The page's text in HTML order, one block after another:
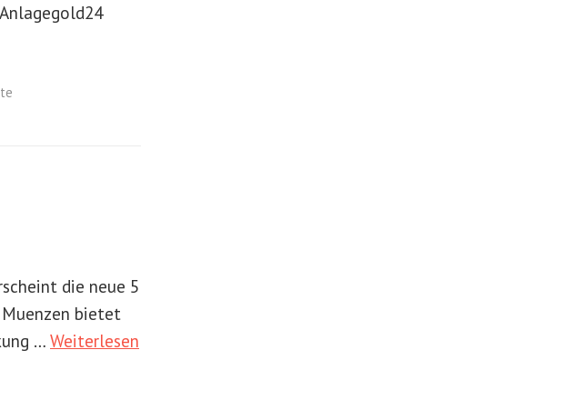
die neue 5
Muenzen bietet
… Weiterlesen